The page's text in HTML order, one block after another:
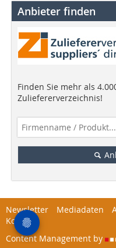
Anbieter finden
Finden Sie mehr als
Zuliefererverzeichnis!
Newsletter Mediadaten
Kontakt
Content Management by